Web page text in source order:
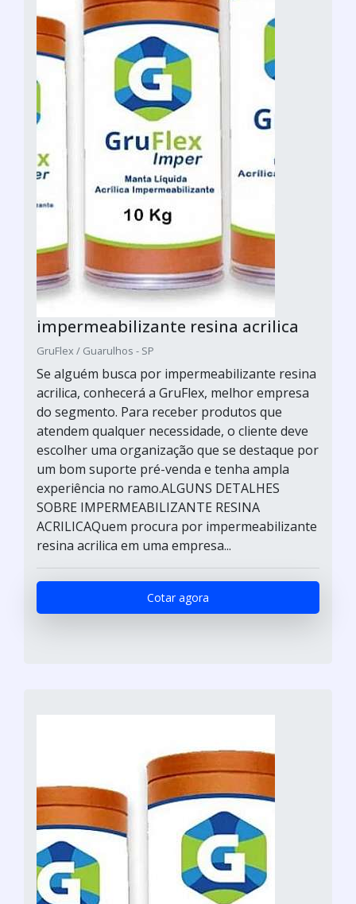
impermeabilizante resina acrilica
GruFlex / Guarulhos - SP
Se alguém busca por impermeabilizante resina
acrilica, conhecerá a GruFlex, melhor empresa
do segmento. Para receber produtos que
atendem qualquer necessidade, o cliente deve
escolher uma organização que se destaque por
um bom suporte pré-venda e tenha ampla
experiência no ramo.ALGUNS DETALHES
SOBRE IMPERMEABILIZANTE RESINA
ACRILICAQuem procura por impermeabilizante
resina acrilica em uma empresa...
Cotar agora